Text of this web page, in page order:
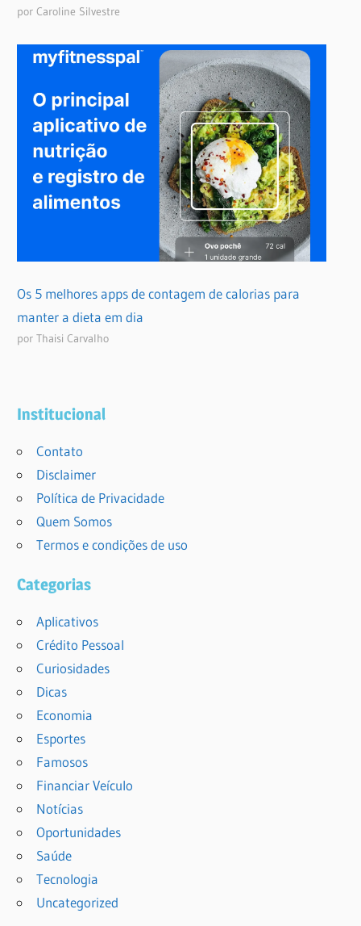
por Caroline Silvestre
Os 5 melhores apps de contagem de calorias para
manter a dieta em dia
por Thaisi Carvalho
Institucional
Contato
Disclaimer
Política de Privacidade
Quem Somos
Termos e condições de uso
Categorias
Aplicativos
Crédito Pessoal
Curiosidades
Dicas
Economia
Esportes
Famosos
Financiar Veículo
Notícias
Oportunidades
Saúde
Tecnologia
Uncategorized